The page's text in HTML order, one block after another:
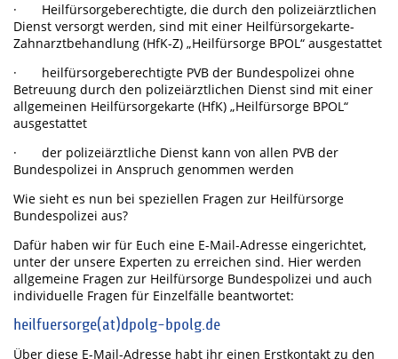
· Heilfürsorgeberechtigte, die durch den polizeiärztlichen
Dienst versorgt werden, sind mit einer Heilfürsorgekarte-
Zahnarztbehandlung (HfK-Z) „Heilfürsorge BPOL“ ausgestattet
· heilfürsorgeberechtigte PVB der Bundespolizei ohne
Betreuung durch den polizeiärztlichen Dienst sind mit einer
allgemeinen Heilfürsorgekarte (HfK) „Heilfürsorge BPOL“
ausgestattet
· der polizeiärztliche Dienst kann von allen PVB der
Bundespolizei in Anspruch genommen werden
Wie sieht es nun bei speziellen Fragen zur Heilfürsorge
Bundespolizei aus?
Dafür haben wir für Euch eine E-Mail-Adresse eingerichtet,
unter der unsere Experten zu erreichen sind. Hier werden
allgemeine Fragen zur Heilfürsorge Bundespolizei und auch
individuelle Fragen für Einzelfälle beantwortet:
heilfuersorge(at)dpolg-bpolg.de
Über diese E-Mail-Adresse habt ihr einen Erstkontakt zu den